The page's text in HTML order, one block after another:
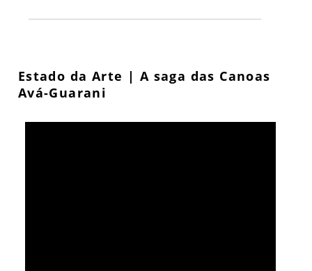
Estado da Arte | A saga das Canoas
Avá-Guarani